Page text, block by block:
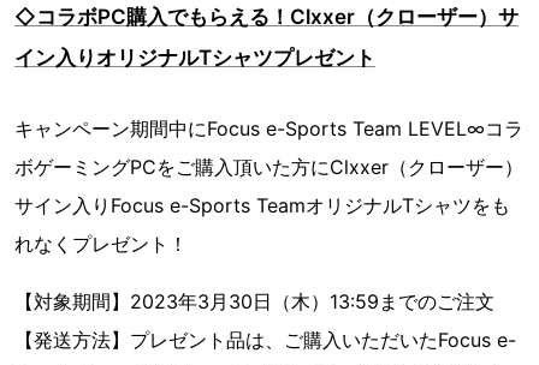
◇コラボPC購入でもらえる！Clxxer（クローザー）サ
イン入りオリジナルTシャツプレゼント
キャンペーン期間中にFocus e-Sports Team LEVEL∞コラ
ボゲーミングPCをご購入頂いた方にClxxer（クローザー）
サイン入りFocus e-Sports TeamオリジナルTシャツをも
れなくプレゼント！
【対象期間】2023年3月30日（木）13:59までのご注文
【発送方法】プレゼント品は、ご購入いただいたFocus e-